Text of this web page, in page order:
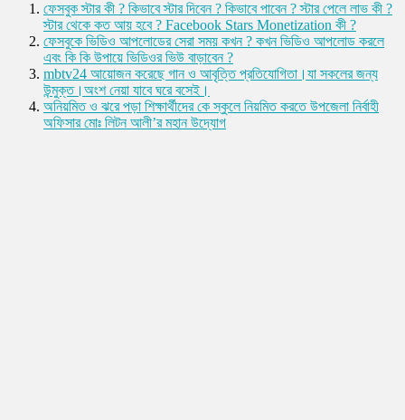
ফেসবুক স্টার কী ? কিভাবে স্টার দিবেন ? কিভাবে পাবেন ? স্টার পেলে লাভ কী ?
স্টার থেকে কত আয় হবে ? Facebook Stars Monetization কী ?
ফেসবুকে ভিডিও আপলোডের সেরা সময় কখন ? কখন ভিডিও আপলোড করলে
এবং কি কি উপায়ে ভিডিওর ভিউ বাড়াবেন ?
mbtv24 আয়োজন করেছে গান ও আবৃত্তি প্রতিযোগিতা।যা সকলের জন্য
উন্মুক্ত।অংশ নেয়া যাবে ঘরে বসেই।
অনিয়মিত ও ঝরে পড়া শিক্ষার্থীদের কে স্কুলে নিয়মিত করতে উপজেলা নির্বাহী
অফিসার মোঃ লিটন আলী’র মহান উদ্যোগ